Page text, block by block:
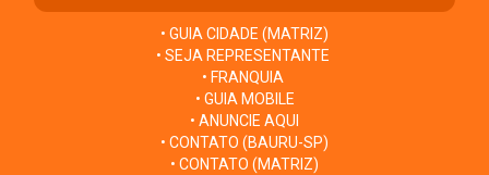
• GUIA CIDADE (MATRIZ)
• SEJA REPRESENTANTE
• FRANQUIA
• GUIA MOBILE
• ANUNCIE AQUI
• CONTATO (BAURU-SP)
• CONTATO (MATRIZ)